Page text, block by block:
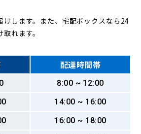
けします。また、宅配ボックスなら24
れます。
配達時間帯
8:00 ~ 12:00
14:00 ~ 16:00
16:00 ~ 18:00